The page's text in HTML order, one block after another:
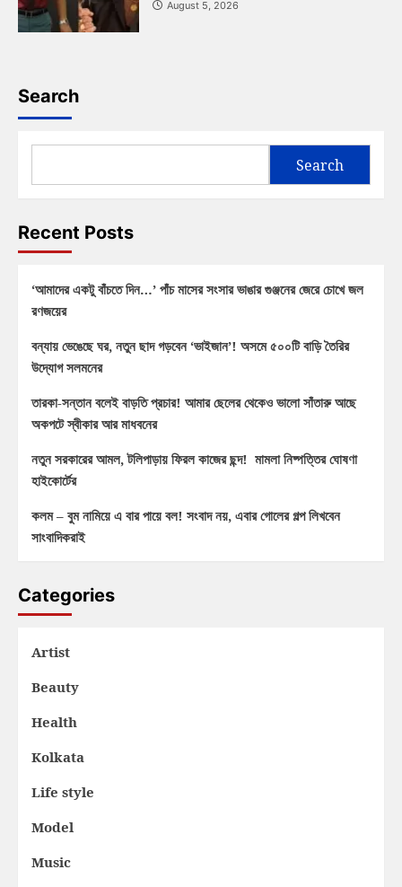
August 5, 2026
Search
Search
Recent Posts
‘আমাদের একটু বাঁচতে দিন…’ পাঁচ মাসের সংসার ভাঙার গুঞ্জনের জেরে চোখে জল
রণজয়ের
বন্যায় ভেঙেছে ঘর, নতুন ছাদ গড়বেন ‘ভাইজান’! অসমে ৫০০টি বাড়ি তৈরির
উদ্যোগ সলমনের
তারকা-সন্তান বলেই বাড়তি প্রচার! আমার ছেলের থেকেও ভালো সাঁতারু আছে
অকপটে স্বীকার আর মাধবনের
নতুন সরকারের আমল, টলিপাড়ায় ফিরল কাজের ছন্দ! মামলা নিষ্পত্তির ঘোষণা
হাইকোর্টের
কলম – বুম নামিয়ে এ বার পায়ে বল! সংবাদ নয়, এবার গোলের গল্প লিখবেন
সাংবাদিকরাই
Categories
Artist
Beauty
Health
Kolkata
Life style
Model
Music